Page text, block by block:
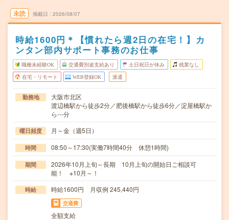
未読 掲載日 2026/08/07
時給1600円＊【慣れたら週2日の在宅！】カ
ンタン部内サポート事務のお仕事
職種未経験OK 交通費別途支給あり 土日祝日が休み 残業なし
在宅・リモート WEB登録OK 派遣
勤務地
大阪市北区
渡辺橋駅から徒歩2分／肥後橋駅から徒歩6分／淀屋橋駅か
ら---分
曜日頻度 月～金（週5日）
時間 08:50～17:30(実働7時間40分 休憩1時間)
期間
2026年10月上旬～長期 10月上旬の開始日ご相談可
能！ ※10月～！
時給 時給1600円 月収例 245,440円
交通費
全額支給